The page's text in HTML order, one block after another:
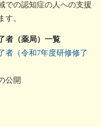
での認知症の人への支援
す。
者（薬局）一覧
者（令和7年度研修修了
公開